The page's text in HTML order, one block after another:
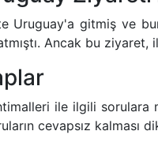
Uruguay'a gitmiş ve
Ancak bu
ile ilgili
cevapsız kalması